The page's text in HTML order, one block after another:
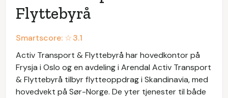
Flyttebyrå
Smartscore: ☆3.1
Activ Transport & Flyttebyrå har hovedkontor på
Frysja i Oslo og en avdeling i Arendal Activ Transport
& Flyttebyrå tilbyr flytteoppdrag i Skandinavia, med
hovedvekt på Sør-Norge. De yter tjenester til både